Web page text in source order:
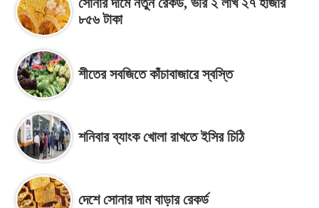
৮৫৬ টাকা
শীতের সবজিতে কাঁচাবাজারে স্বস্তি
শনিবার ব্যাংক খোলা রাখতে ইসির চিঠি
দেশে সোনার দাম বাড়ার রেকর্ড